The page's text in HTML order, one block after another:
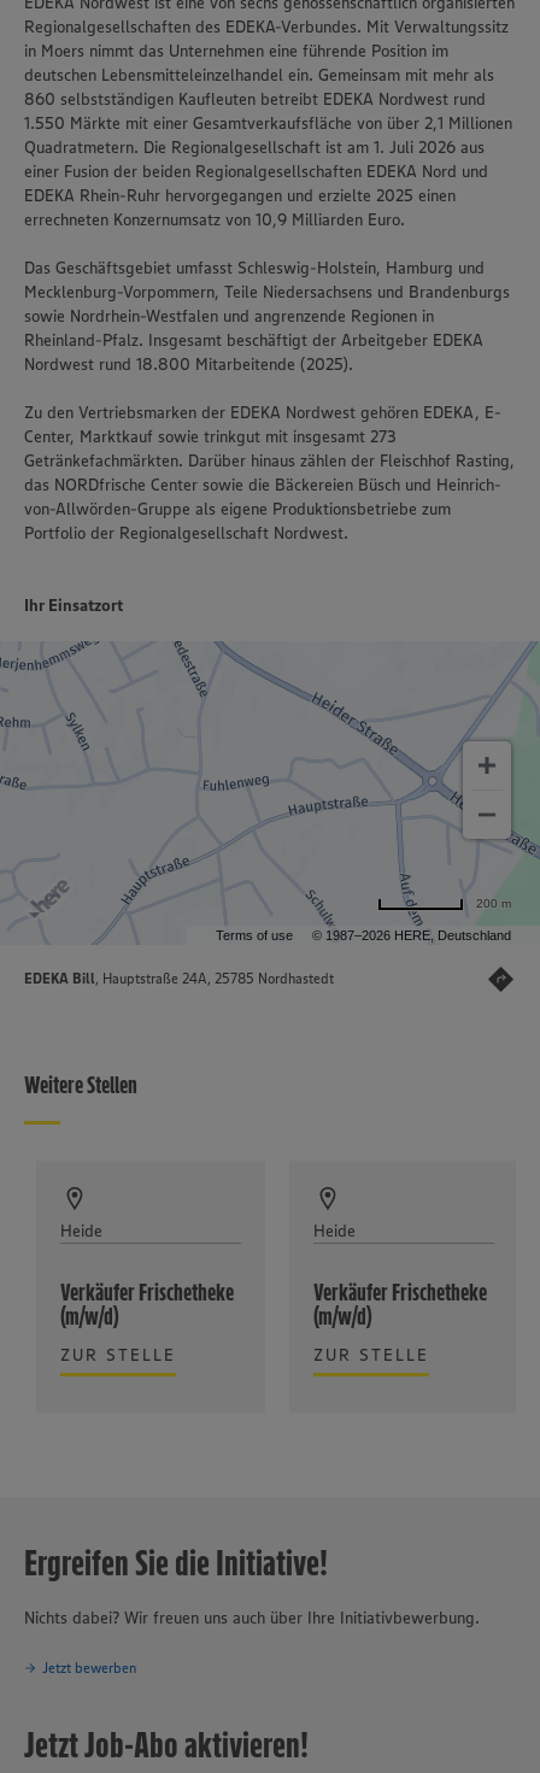
Regionalgesellschaften des EDEKA-Verbundes. Mit Verwaltungssitz
in Moers nimmt das Unternehmen eine führende Position im
deutschen Lebensmitteleinzelhandel ein. Gemeinsam mit mehr als
860 selbstständigen Kaufleuten betreibt EDEKA Nordwest rund
1.550 Märkte mit einer Gesamtverkaufsfläche von über 2,1 Millionen
Quadratmetern. Die Regionalgesellschaft ist am 1. Juli 2026 aus
einer Fusion der beiden Regionalgesellschaften EDEKA Nord und
EDEKA Rhein-Ruhr hervorgegangen und erzielte 2025 einen
errechneten Konzernumsatz von 10,9 Milliarden Euro.
Das Geschäftsgebiet umfasst Schleswig-Holstein, Hamburg und
Mecklenburg-Vorpommern, Teile Niedersachsens und Brandenburgs
sowie Nordrhein-Westfalen und angrenzende Regionen in
Rheinland-Pfalz. Insgesamt beschäftigt der Arbeitgeber EDEKA
Nordwest rund 18.800 Mitarbeitende (2025).
Zu den Vertriebsmarken der EDEKA Nordwest gehören EDEKA, E-
Center, Marktkauf sowie trinkgut mit insgesamt 273
Getränkefachmärkten. Darüber hinaus zählen der Fleischhof Rasting,
das NORDfrische Center sowie die Bäckereien Büsch und Heinrich-
von-Allwörden-Gruppe als eigene Produktionsbetriebe zum
Portfolio der Regionalgesellschaft Nordwest.
Ihr Einsatzort
Terms of use © 1987–2026 HERE, Deutschland
200 m
EDEKA Bill, Hauptstraße 24A, 25785 Nordhastedt
Weitere Stellen
Heide
Verkäufer Frischetheke
(m/w/d)
ZUR STELLE
Heide
Verkäufer Frischetheke
(m/w/d)
ZUR STELLE
Ergreifen Sie die Initiative!
Nichts dabei? Wir freuen uns auch über Ihre Initiativbewerbung.
Jetzt bewerben
Jetzt Job-Abo aktivieren!